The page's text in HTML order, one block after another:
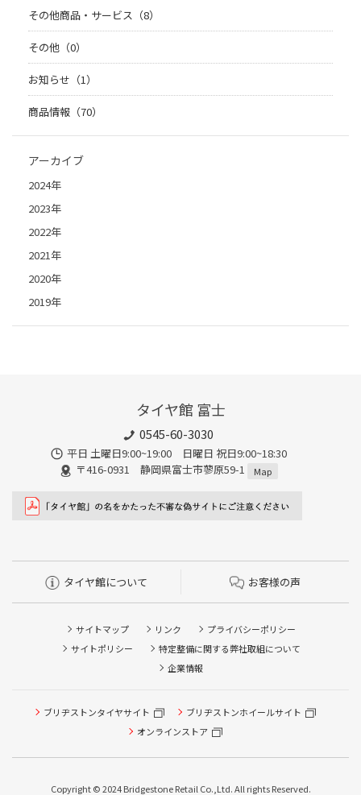
その他商品・サービス（8）
その他（0）
お知らせ（1）
商品情報（70）
アーカイブ
2024年
2023年
2022年
2021年
2020年
2019年
タイヤ館 富士
0545-60-3030
平日 土曜日9:00~19:00 日曜日 祝日9:00~18:30
〒416-0931 静岡県富士市蓼原59-1
Map
タイヤ館について お客様の声
サイトマップ リンク
プライバシーポリシー
サイトポリシー
特定整備に関する弊社取組について
企業情報
ブリヂストンタイヤサイト
ブリヂストンホイールサイト
オンラインストア
Copyright © 2024 Bridgestone Retail Co.,Ltd. All rights Reserved.
タイヤ点検・安全点検/タイヤ履き替え/オイル交換/その他